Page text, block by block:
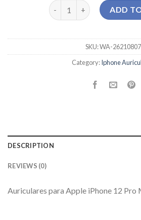
iphone auriculares quantity
ADD
SKU:WA-26210807
Category:Iphone
DESCRIPTION
REVIEWS (0)
Auriculares para Apple iPhone 12 Pro